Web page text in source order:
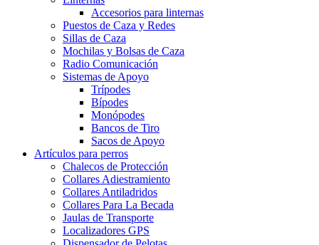
Accesorios para linternas
Puestos de Caza y Redes
Sillas de Caza
Mochilas y Bolsas de Caza
Radio Comunicación
Sistemas de Apoyo
Trípodes
Bípodes
Monópodes
Bancos de Tiro
Sacos de Apoyo
Artículos para perros
Chalecos de Protección
Collares Adiestramiento
Collares Antiladridos
Collares Para La Becada
Jaulas de Transporte
Localizadores GPS